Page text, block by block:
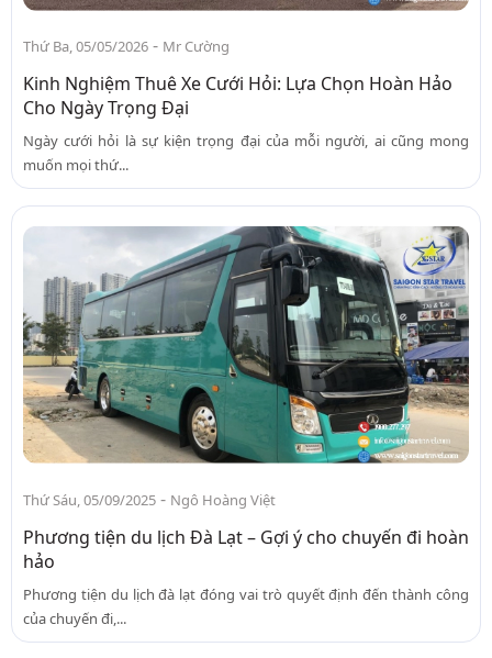
Thứ Ba, 05/05/2026 - Mr Cường
Kinh Nghiệm Thuê Xe Cưới Hỏi: Lựa Chọn Hoàn Hảo
Cho Ngày Trọng Đại
Ngày cưới hỏi là sự kiện trọng đại của mỗi người, ai cũng mong
muốn mọi thứ...
Thứ Sáu, 05/09/2025 - Ngô Hoàng Việt
Phương tiện du lịch Đà Lạt – Gợi ý cho chuyến đi hoàn
hảo
Phương tiện du lịch đà lạt đóng vai trò quyết định đến thành công
của chuyến đi,...